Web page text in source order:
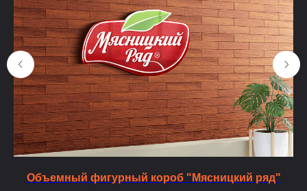
Объемный фигурный короб "Мясницкий ряд"